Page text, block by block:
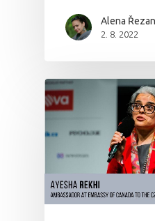
Alena
2. 8. 2022